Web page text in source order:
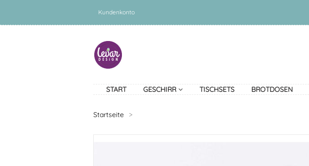
Kundenkonto
START GESCHIRR TISCHSETS BROTDOSEN
Startseite >